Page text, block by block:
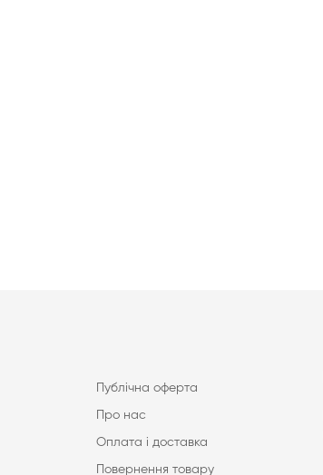
Публічна оферта
Про нас
Оплата і доставка
Повернення товару